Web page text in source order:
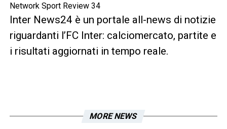
Network Sport Review 34
Inter News24 è un portale all-news di notizie
riguardanti l’FC Inter: calciomercato, partite e
i risultati aggiornati in tempo reale.
MORE NEWS